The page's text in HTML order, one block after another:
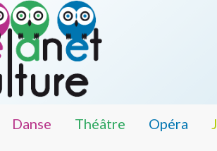
Danse Théâtre Opéra